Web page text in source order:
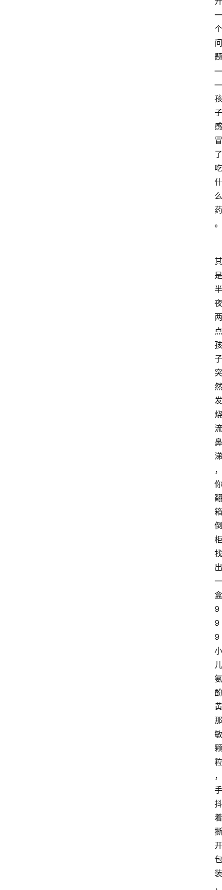
一
个
问
题
—
—
孩
子
感
冒
了
吃
什
么
药
。
其
是
半
夜
两
点
孩
子
突
然
发
烧
流
鼻
涕
，
你
翻
箱
倒
柜
找
出
一
盒
9
9
9
小
儿
氨
酚
黄
那
敏
颗
粒
，
手
抖
着
撕
开
包
装
，